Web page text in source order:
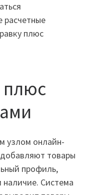
расчетные
плюс
плюс
узлом онлайн-
товары
профиль,
наличие. Система